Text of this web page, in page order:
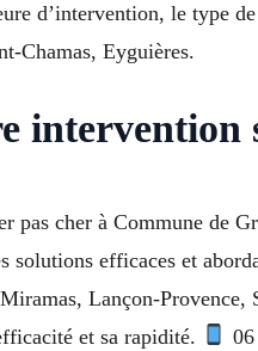
d’intervention, le type
Chamas, Eyguières.
pas cher à Commune de
solutions efficaces et
Lançon-
et sa rapidité.